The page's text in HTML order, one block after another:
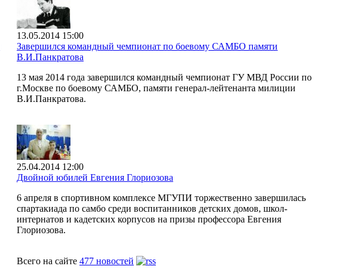
13.05.2014 15:00
Завершился командный чемпионат по боевому САМБО памяти
В.И.Панкратова
13 мая 2014 года завершился командный чемпионат ГУ МВД России по
г.Москве по боевому САМБО, памяти генерал-лейтенанта милиции
В.И.Панкратова.
25.04.2014 12:00
Двойной юбилей Евгения Глориозова
6 апреля в спортивном комплексе МГУПИ торжественно завершилась
спартакиада по самбо среди воспитанников детских домов, школ-
интернатов и кадетских корпусов на призы профессора Евгения
Глориозова.
Всего на сайте 477 новостей